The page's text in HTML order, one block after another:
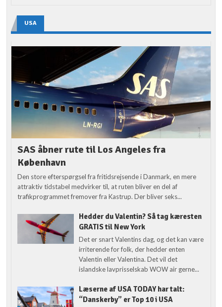
USA
SAS åbner rute til Los Angeles fra
København
Den store efterspørgsel fra fritidsrejsende i Danmark, en mere
attraktiv tidstabel medvirker til, at ruten bliver en del af
trafikprogrammet fremover fra Kastrup. Der bliver seks...
Hedder du Valentin? Så tag kæresten
GRATIS til New York
Det er snart Valentins dag, og det kan være
irriterende for folk, der hedder enten
Valentin eller Valentina. Det vil det
islandske lavprisselskab WOW air gerne...
Læserne af USA TODAY har talt:
“Danskerby” er Top 10 i USA